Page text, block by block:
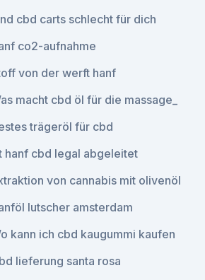
cbd carts schlecht für dich
co2-aufnahme
von der werft hanf
macht cbd öl für die massage_
trägeröl für cbd
hanf cbd legal abgeleitet
von cannabis mit olivenöl
lutscher amsterdam
kann ich cbd kaugummi kaufen
lieferung santa rosa